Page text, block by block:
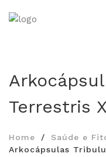
Terrestris
Home
Saúde e
Arkocápsulas